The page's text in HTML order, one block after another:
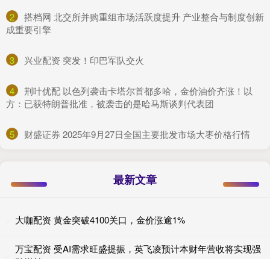
2
​搭档网 北交所并购重组市场活跃度提升 产业整合与制度创新
成重要引擎
3 ​兴业配资 突发！印巴军队交火
4
​荆叶优配 以色列袭击卡塔尔首都多哈，金价油价齐涨！以
方：已获特朗普批准，被袭击的是哈马斯谈判代表团
5 ​财盛证券 2025年9月27日全国主要批发市场大枣价格行情
最新文章
大咖配资 黄金突破4100关口，金价涨逾1%
万宝配资 受AI需求旺盛提振，英飞凌预计本财年营收将实现强